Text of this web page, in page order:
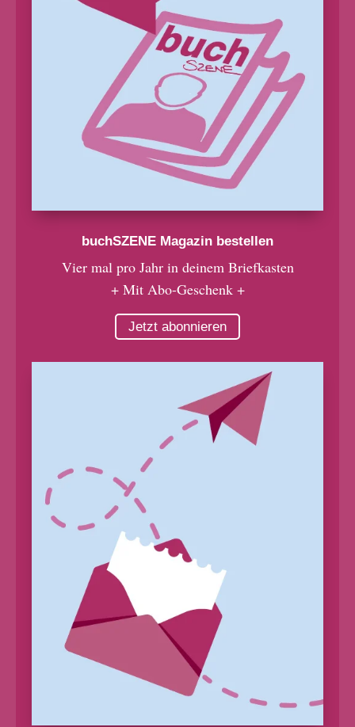
buchSZENE Magazin bestellen
Vier mal pro Jahr in deinem Briefkasten
+ Mit Abo-Geschenk +
Jetzt abonnieren